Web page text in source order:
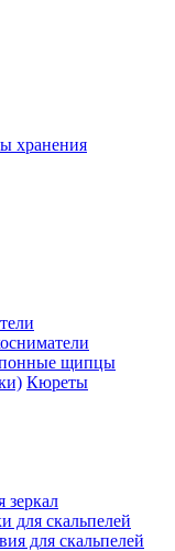
хранения
щипцы
Кюреты
зеркал
для скальпелей
для скальпелей